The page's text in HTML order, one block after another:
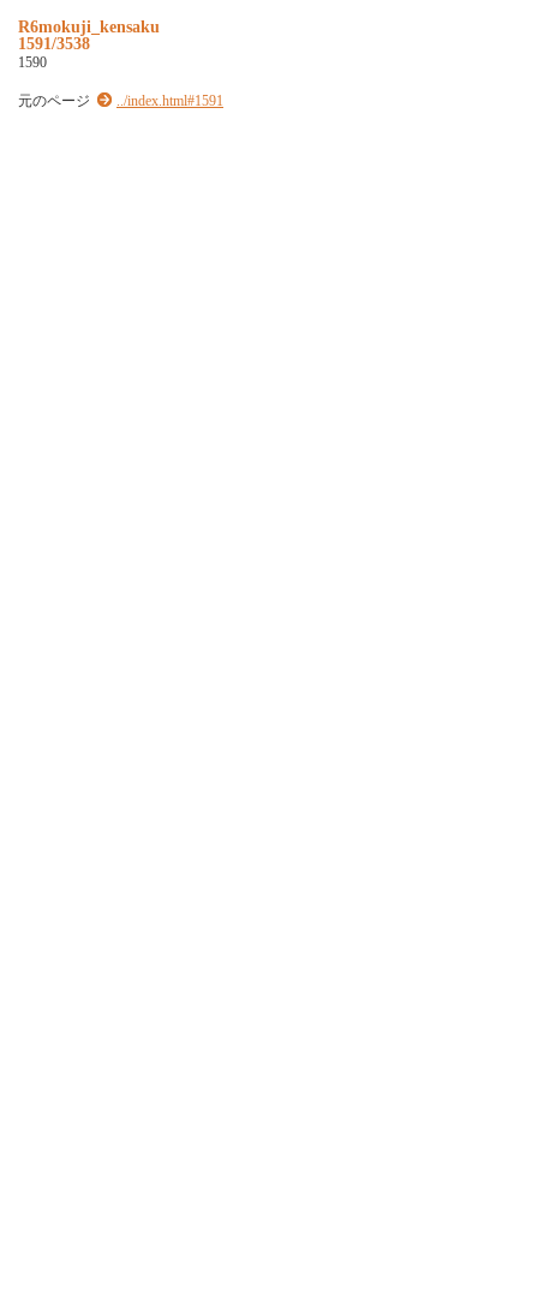
R6mokuji_kensaku
1591/3538
1590
元のページ ../index.html#1591